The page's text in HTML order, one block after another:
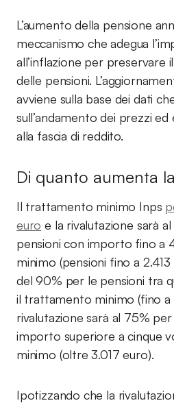
L’aumento della pensione
meccanismo che adegua
all’inflazione per preservare
delle pensioni.
avviene sulla base dei dati
sull’andamento dei prezzi
alla fascia di reddito.
Di quanto aumenta
Il trattamento minimo Inps
euro e la rivalutazione sarà
pensioni con importo fino a
minimo (pensioni fino a
del 90% per le pensioni tra
il trattamento minimo (fino a
rivalutazione sarà al 75%
importo superiore a cinque
minimo (oltre 3.017 euro).
Ipotizzando che la